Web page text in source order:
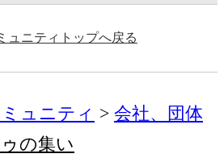
ュニティトップへ戻る
ュニティ
会社、団体
の集い